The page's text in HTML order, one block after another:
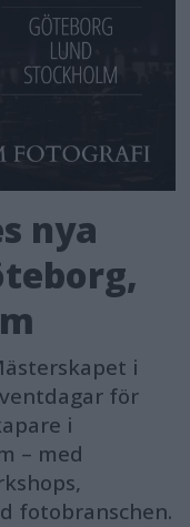
nya
i
för
i
– med
fotobranschen.